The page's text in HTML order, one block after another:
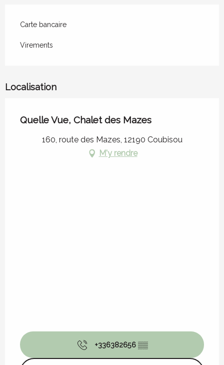
Carte bancaire
Virements
Localisation
Quelle Vue, Chalet des Mazes
160, route des Mazes, 12190 Coubisou
M'y rendre
+336382656 ▒▒